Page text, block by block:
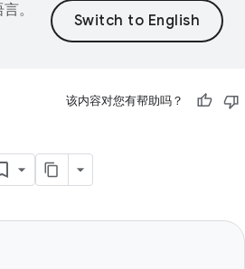
。
该内容对您有帮助吗？